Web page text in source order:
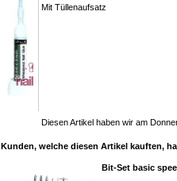
Mit Tüllenaufsatz
Diesen Artikel haben wir am
Kunden, welche diesen Artikel kauften,
Bit-Set basic